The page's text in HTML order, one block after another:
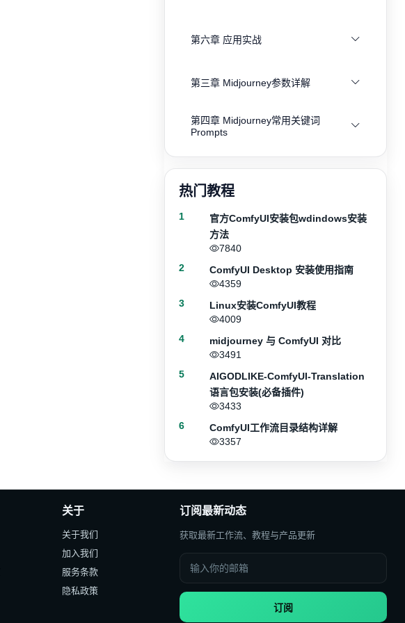
第六章 应用实战
第三章 Midjourney参数详解
第四章 Midjourney常用关键词
Prompts
热门教程
1
官方ComfyUI安装包wdindows安装
方法
7840
2
ComfyUI Desktop 安装使用指南
4359
3
Linux安装ComfyUI教程
4009
4
midjourney 与 ComfyUI 对比
3491
5
AIGODLIKE-ComfyUI-Translation
语言包安装(必备插件)
3433
6
ComfyUI工作流目录结构详解
3357
关于
关于我们
加入我们
服务条款
隐私政策
订阅最新动态
获取最新工作流、教程与产品更新
订阅